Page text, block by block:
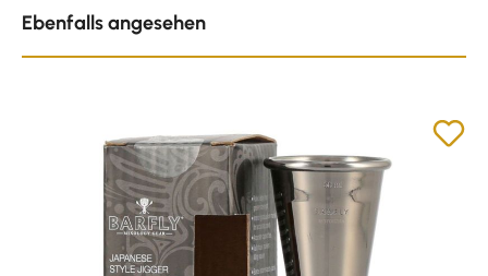
Ebenfalls angesehen